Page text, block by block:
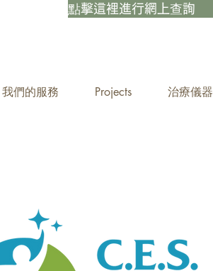
點擊這裡進行網上查詢
我們的服務 Projects 治療儀器